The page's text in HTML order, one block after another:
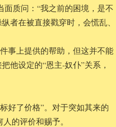
面质问：“我之前的困境，是不
者在被直接戳穿时，会慌乱、
事上提供的帮助，但这并不能
他设定的“恩主-奴仆”关系，
好了价格”。对于突如其来的
的评价和赐予。